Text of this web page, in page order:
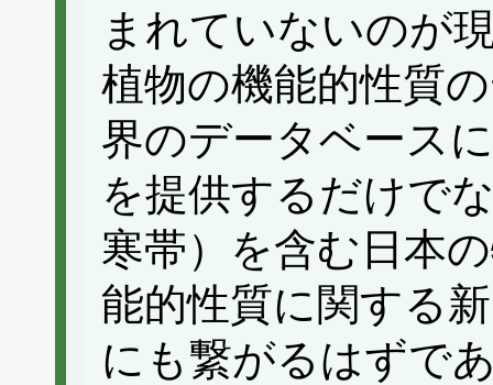
まれていないのが
植物の機能的性質
界のデータベース
を提供するだけで
寒帯）を含む日本
能的性質に関する
にも繋がるはずで